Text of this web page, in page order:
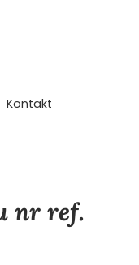
Kontakt
nr ref.